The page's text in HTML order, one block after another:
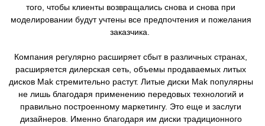
того, чтобы клиенты возвращались снова и снова при
моделировании будут учтены все предпочтения и пожелания
заказчика.
Компания регулярно расширяет сбыт в различных странах,
расширяется дилерская сеть, объемы продаваемых литых
дисков Mak стремительно растут. Литые диски Mak популярны
не лишь благодаря применению передовых технологий и
правильно построенному маркетингу. Это еще и заслуги
дизайнеров. Именно благодаря им диски традиционного